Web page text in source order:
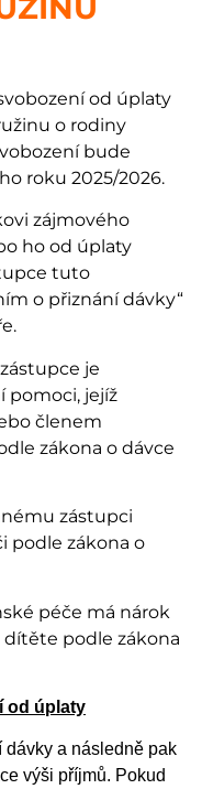
od úplaty
o rodiny
bude
roku 2025/2026.
zájmového
ho od úplaty
tuto
o přiznání dávky“
je
pomoci, jejíž
členem
zákona o dávce
zástupci
podle zákona o
péče má nárok
podle zákona
od úplaty
a následně pak
výši příjmů. Pokud